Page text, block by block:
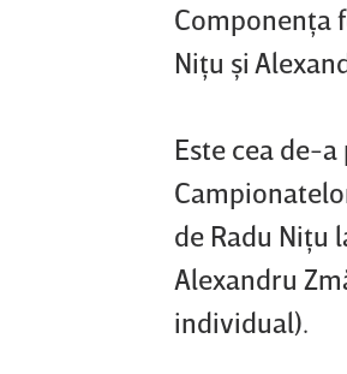
Componenţa
Niţu şi
Este cea de-
de Radu Niţu
Alexandru
individual).